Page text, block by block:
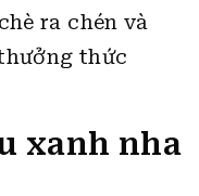
ra chén và
thức
xanh nha